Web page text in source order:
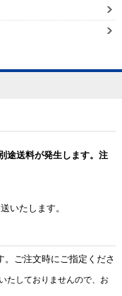
途送料が発生します。注
いたします。
ご注文時にご指定くださ
たしておりませんので、お